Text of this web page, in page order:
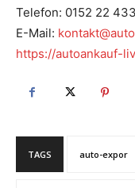
Telefon: 0152 22
E-Mail:
https://autoankauf-
TAGS auto-expor